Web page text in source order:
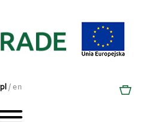
pl/ en